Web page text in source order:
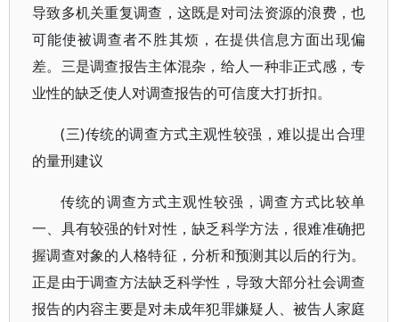
导致多机关重复调查，这既是对司法资源的浪费，也
可能使被调查者不胜其烦，在提供信息方面出现偏
差。三是调查报告主体混杂，给人一种非正式感，专
业性的缺乏使人对调查报告的可信度大打折扣。
(三)传统的调查方式主观性较强，难以提出合理
的量刑建议
传统的调查方式主观性较强，调查方式比较单
一、具有较强的针对性，缺乏科学方法，很难准确把
握调查对象的人格特征，分析和预测其以后的行为。
正是由于调查方法缺乏科学性，导致大部分社会调查
报告的内容主要是对未成年犯罪嫌疑人、被告人家庭